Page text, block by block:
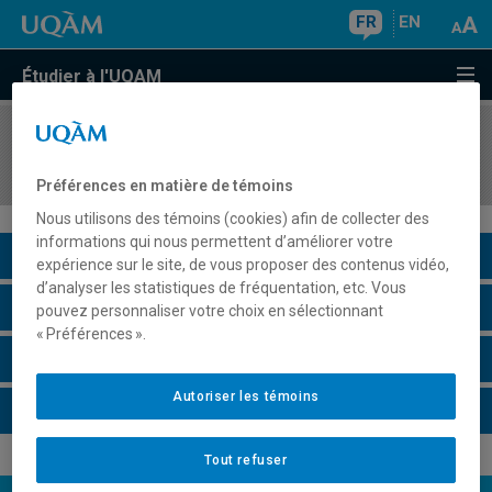
FR EN
Étudier à l'UQAM
COURS//
Description du cours
Horaire - Été 2026
Préférences en matière de témoins
Nous utilisons des témoins (cookies) afin de collecter des
informations qui nous permettent d’améliorer votre
expérience sur le site, de vous proposer des contenus vidéo,
d’analyser les statistiques de fréquentation, etc. Vous
pouvez personnaliser votre choix en sélectionnant
« Préférences ».
Tout refuser
Autoriser les témoins